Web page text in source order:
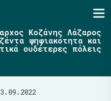
Κοζάνης Λάζαρος
ψηφιακότητα και
ουδέτερες πόλεις